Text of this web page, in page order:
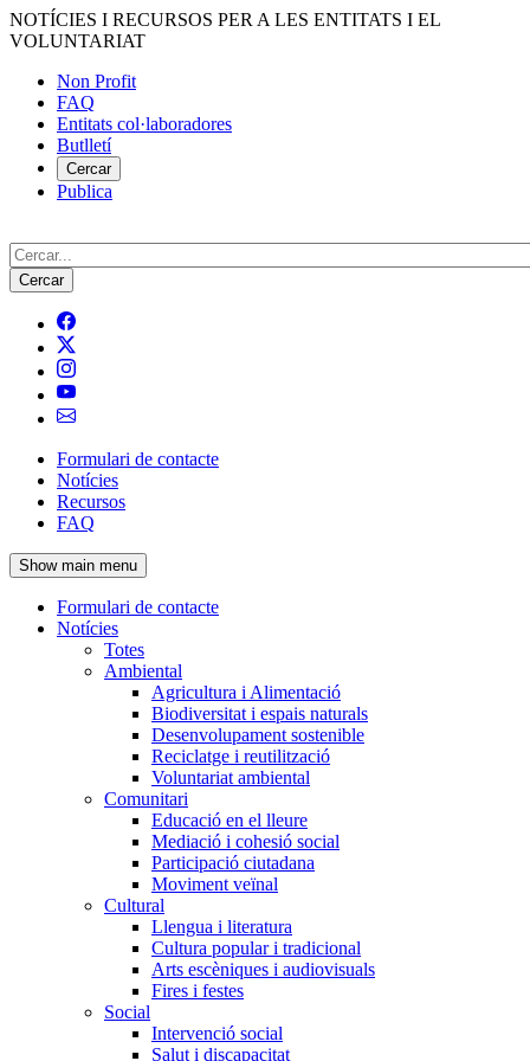
Vés
al
NOTÍCIES I RECURSOS PER A LES ENTITATS I EL
VOLUNTARIAT
Menú
del
compte
d'usuari
Non Profit
FAQ
Entitats col·laboradores
Butlletí
Cercar
Publica
Cerca
Navegació
principal
de
l'encapçalament
Formulari de contacte
Notícies
Recursos
FAQ
Show main menu
Navegació
principal
Formulari de contacte
Notícies
Totes
Ambiental
Agricultura i Alimentació
Biodiversitat i espais naturals
Desenvolupament sostenible
Reciclatge i reutilització
Voluntariat ambiental
Comunitari
Educació en el lleure
Mediació i cohesió social
Participació ciutadana
Moviment veïnal
Cultural
Llengua i literatura
Cultura popular i tradicional
Arts escèniques i audiovisuals
Fires i festes
Social
Intervenció social
Salut i discapacitat